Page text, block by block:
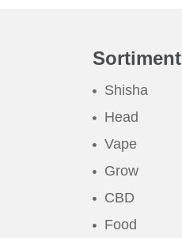
Sortiment
Shisha
Head
Vape
Grow
CBD
Food